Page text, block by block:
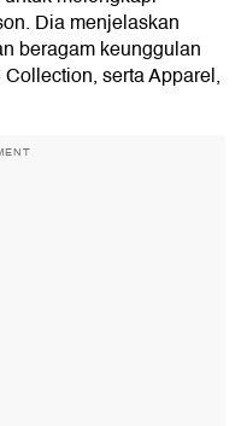
Dia menjelaskan
beragam keunggulan
serta Apparel,